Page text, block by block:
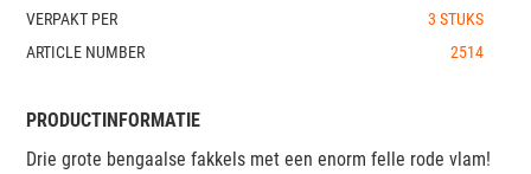
VERPAKT PER
3 STUKS
ARTICLE NUMBER
2514
PRODUCTINFORMATIE
Drie grote bengaalse fakkels met een enorm felle rode vlam!